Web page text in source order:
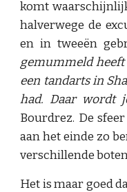
komt
halverwege de
en in tweeën
gemummeld
een tandarts in
had. Daar wordt
Bourdrez. De
aan het einde zo
verschillende
Het is maar goed